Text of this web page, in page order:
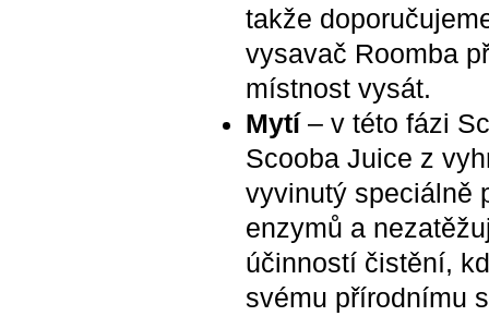
takže
vysavač Roomba
místnost vysát.
Mytí– v této fázi
Scooba Juice z
vyvinutý speciálně
enzymů a
účinností čistění,
svému přírodnímu